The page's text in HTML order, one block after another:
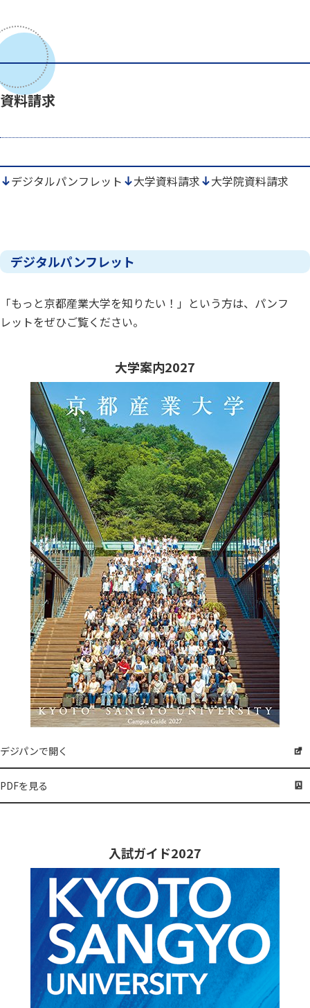
資料請求
デジタルパンフレット 大学資料請求 大学院資料請求
デジタルパンフレット
「もっと京都産業大学を知りたい！」という方は、パンフ
レットをぜひご覧ください。
大学案内2027
デジパンで開く
PDFを見る
入試ガイド2027